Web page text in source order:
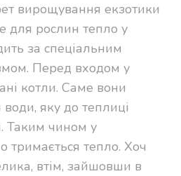
вирощування екзотики
для рослин тепло у
за спеціальним
Перед входом у
котли. Саме вони
води, яку до теплиці
Таким чином у
тримається тепло. Хоч
втім, зайшовши в